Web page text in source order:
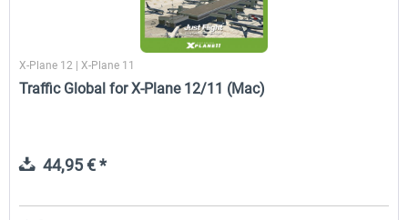
X-Plane 12 | X-Plane 11
Traffic Global for X-Plane 12/11 (Mac)
44,95 € *